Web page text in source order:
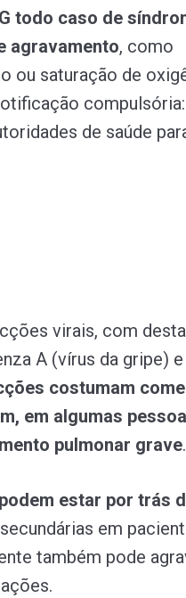
todo caso de
agravamento, como
ou saturação de
compulsória:
de saúde
virais, com
A (vírus da gripe)
costumam
em algumas
pulmonar grave.
estar por trás
em
também pode